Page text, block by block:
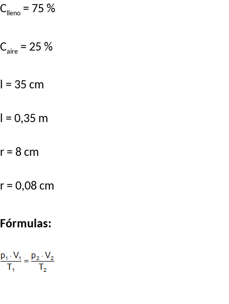
C lleno = 75 %
Caire = 25 %
l = 35 cm
l = 0,35 m
r = 8 cm
r = 0,08 cm
Fórmulas: